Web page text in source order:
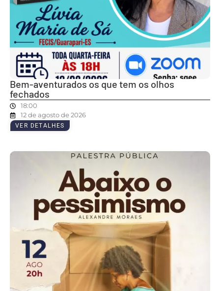
Bem-aventurados os que tem os olhos
fechados
18:00
12 de agosto de 2026
VER DETALHES